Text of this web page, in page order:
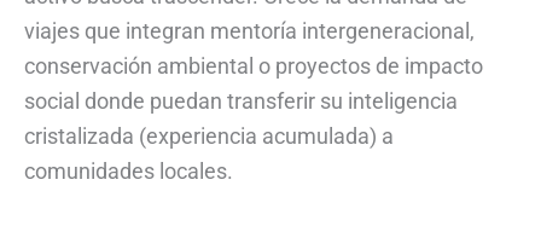
viajes que integran mentoría intergeneracional,
conservación ambiental o proyectos de impacto
social donde puedan transferir su inteligencia
cristalizada (experiencia acumulada) a
comunidades locales.